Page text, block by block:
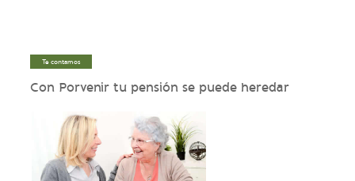
Te contamos
Con Porvenir tu pensión se puede heredar